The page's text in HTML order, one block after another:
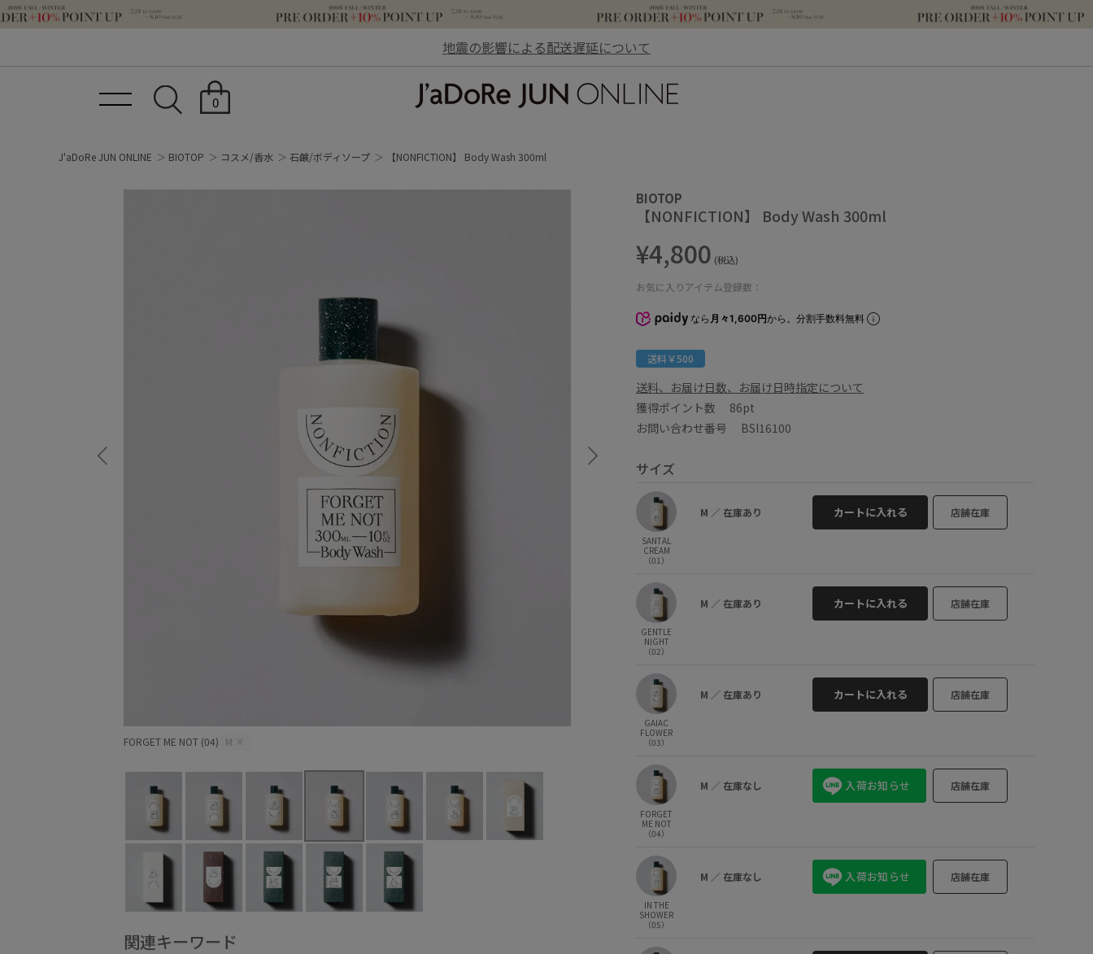
地震の影響による配送遅延について
0
J'aDoRe JUN ONLINE BIOTOP コスメ/香水 石鹸/ボディソープ 【NONFICTION】 Body Wash 300ml
FORGET ME NOT (04) M × IN THE SHOWER (05)
関連キーワード
BIOTOP
【NONFICTION】 Body Wash 300ml
¥4,800 (税込)
お気に入りアイテム登録数：
なら 月々1,600円から。分割手数料無料
送料￥500
送料、お届け日数、お届け日時指定について
獲得ポイント数 86pt
お問い合わせ番号 BSI16100
サイズ
SANTAL
CREAM
（01）
M ／ 在庫あり カートに入れる 店舗在庫
GENTLE
NIGHT
（02）
M ／ 在庫あり カートに入れる 店舗在庫
GAIAC
FLOWER
（03）
M ／ 在庫あり カートに入れる 店舗在庫
FORGET
ME NOT
（04）
M ／ 在庫なし 入荷お知らせ 店舗在庫
IN THE
SHOWER
（05）
M ／ 在庫なし 入荷お知らせ 店舗在庫